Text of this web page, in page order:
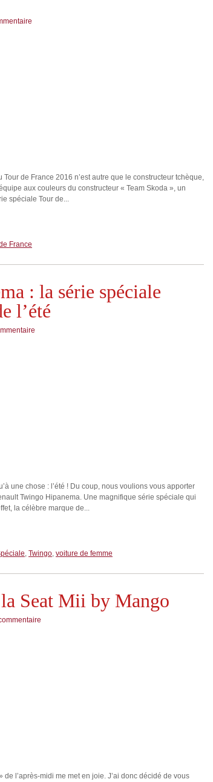
de France 2016 n’est autre que le constructeur tchèque,
aux couleurs du constructeur « Team Skoda », un
spéciale Tour de...
France
: la série spéciale
l’été
une chose : l’été ! Du coup, nous voulions vous apporter
Twingo Hipanema. Une magnifique série spéciale qui
la célèbre marque de...
, Twingo, voiture de femme
Seat Mii by Mango
de l’après-midi me met en joie. J’ai donc décidé de vous